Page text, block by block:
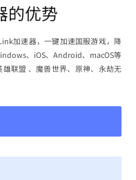
的优势
加速器，一键加速国服游戏，降
、iOS、Android、macOS等
联盟 、魔兽世界、原神、永劫无